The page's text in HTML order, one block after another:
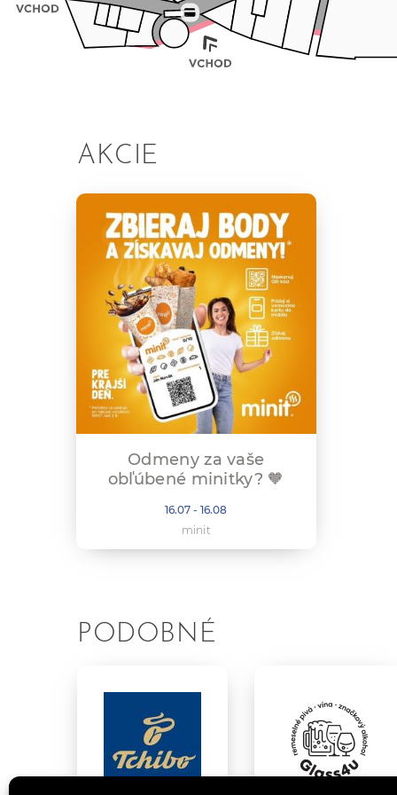
AKCIE
Odmeny za vaše
obľúbené minitky? 🧡
16.07 - 16.08
minit
PODOBNÉ